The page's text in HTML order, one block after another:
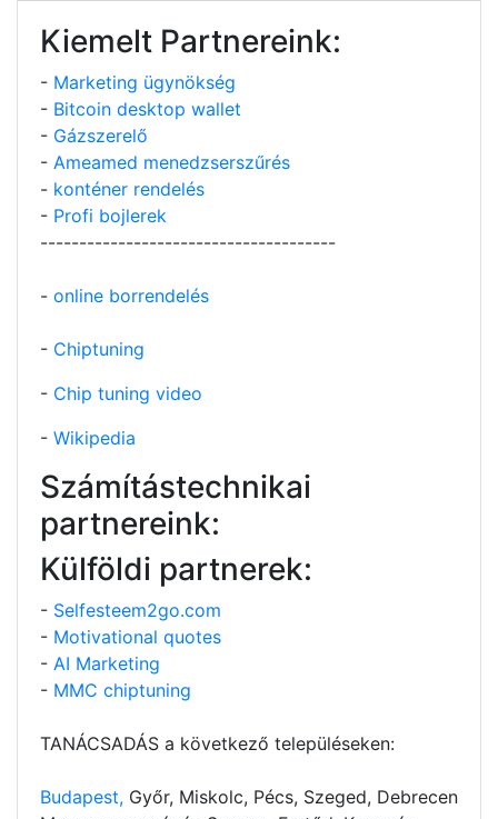
Kiemelt Partnereink:
- Marketing ügynökség
- Bitcoin desktop wallet
- Gázszerelő
- Ameamed menedzserszűrés
- konténer rendelés
- Profi bojlerek
--------------------------------------
- online borrendelés
- Chiptuning
- Chip tuning video
- Wikipedia
Számítástechnikai
partnereink:
Külföldi partnerek:
- Selfesteem2go.com
- Motivational quotes
- AI Marketing
- MMC chiptuning
TANÁCSADÁS a következő településeken:
Budapest, Győr, Miskolc, Pécs, Szeged, Debrecen